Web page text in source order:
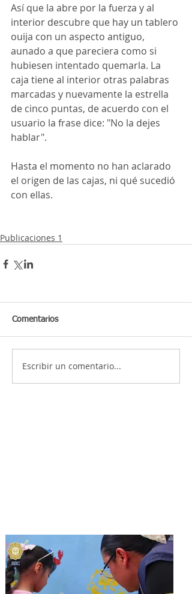
Así que la abre por la fuerza y al
interior descubre que hay un tablero
ouija con un aspecto antiguo,
aunado a que pareciera como si
hubiesen intentado quemarla. La
caja tiene al interior otras palabras
marcadas y nuevamente la estrella
de cinco puntas, de acuerdo con el
usuario la frase dice: "No la dejes
hablar".
Hasta el momento no han aclarado
el origen de las cajas, ni qué sucedió
con ellas.
Publicaciones 1
Comentarios
Escribir un comentario...